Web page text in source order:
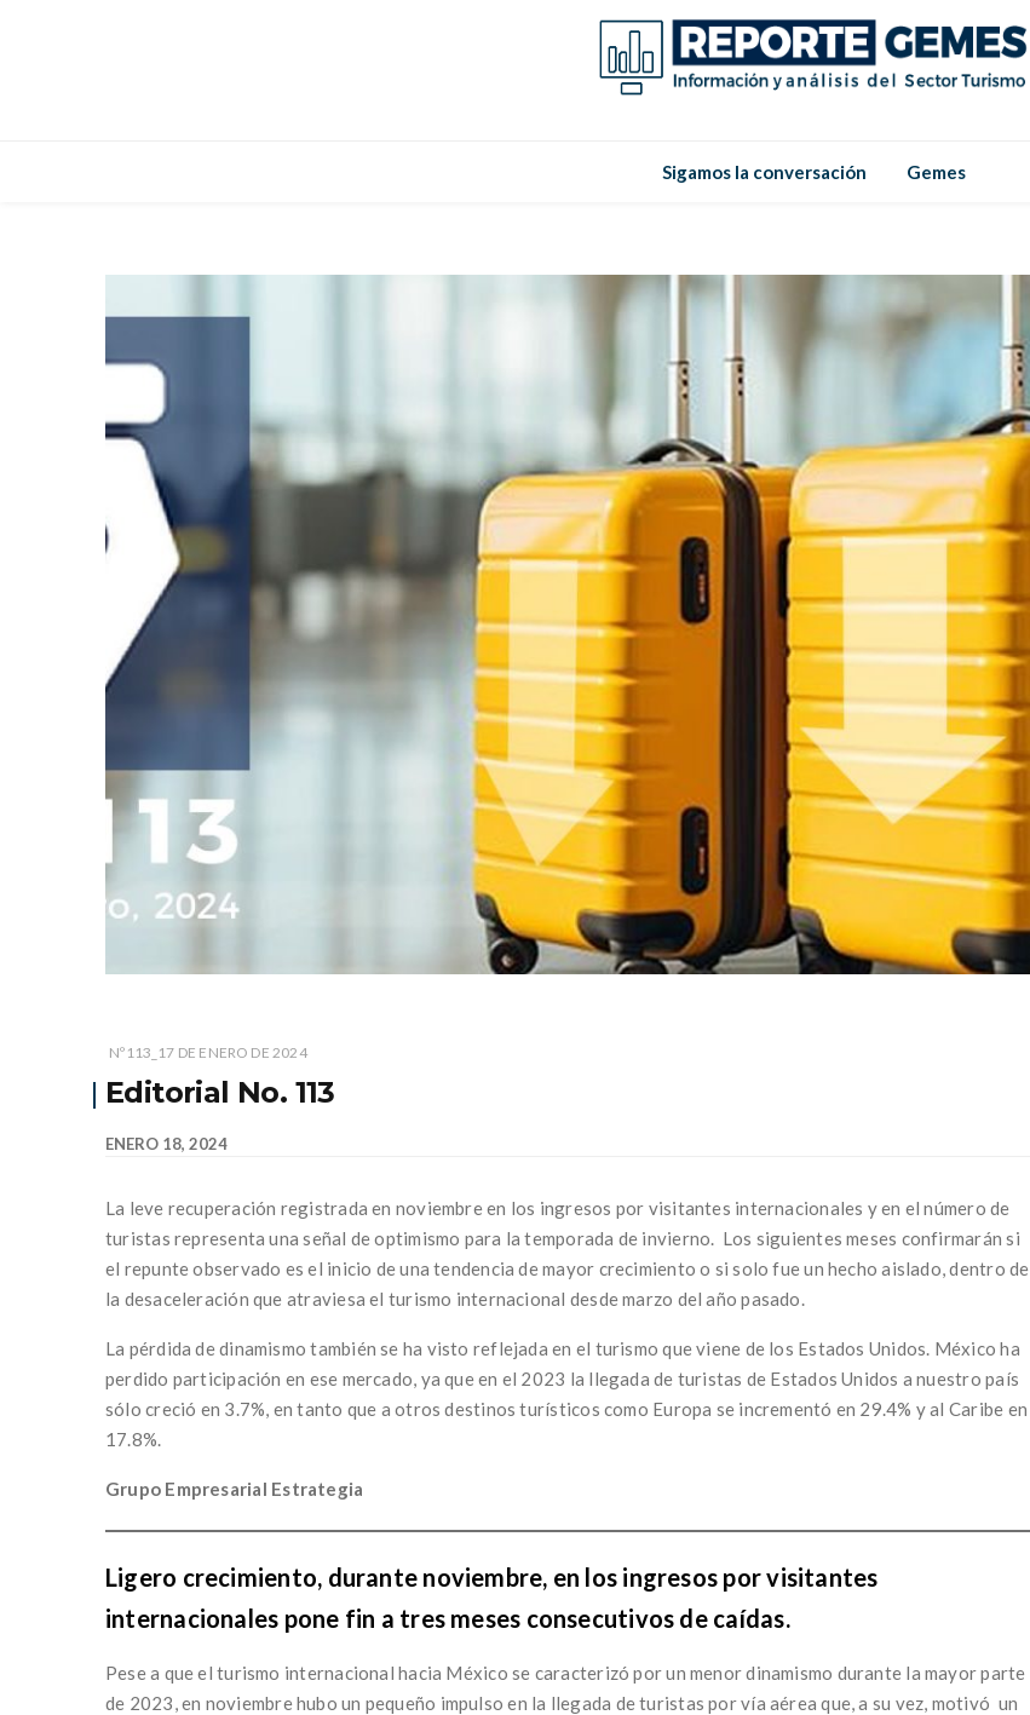
Sigamos la conversación
Gemes
Nº113_17 DE ENERO DE 2024
Editorial No. 113
ENERO 18, 2024
La leve recuperación registrada en noviembre en los ingresos por visitantes internacionales y en el número de
turistas representa una señal de optimismo para la temporada de invierno. Los siguientes meses confirmarán si
el repunte observado es el inicio de una tendencia de mayor crecimiento o si solo fue un hecho aislado, dentro de
la desaceleración que atraviesa el turismo internacional desde marzo del año pasado.
La pérdida de dinamismo también se ha visto reflejada en el turismo que viene de los Estados Unidos. México ha
perdido participación en ese mercado, ya que en el 2023 la llegada de turistas de Estados Unidos a nuestro país
sólo creció en 3.7%, en tanto que a otros destinos turísticos como Europa se incrementó en 29.4% y al Caribe en
17.8%.
Grupo Empresarial Estrategia
Ligero crecimiento, durante noviembre, en los ingresos por visitantes
internacionales pone fin a tres meses consecutivos de caídas.
Pese a que el turismo internacional hacia México se caracterizó por un menor dinamismo durante la mayor parte
de 2023, en noviembre hubo un pequeño impulso en la llegada de turistas por vía aérea que, a su vez, motivó un